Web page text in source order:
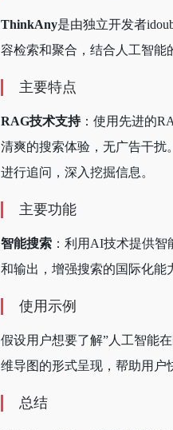
ThinkAny是由独立开发者
容检索和聚合，结合人工智能
主要特点
RAG技术支持：使用先进的
清爽的搜索体验，无广告干扰。
进行追问，深入挖掘信息。
主要功能
智能搜索 ：利用AI技术提供智
和输出，增强搜索的国际化能
使用示例
假设用户想要了解”人工智能
维导图的形式呈现，帮助用户
总结